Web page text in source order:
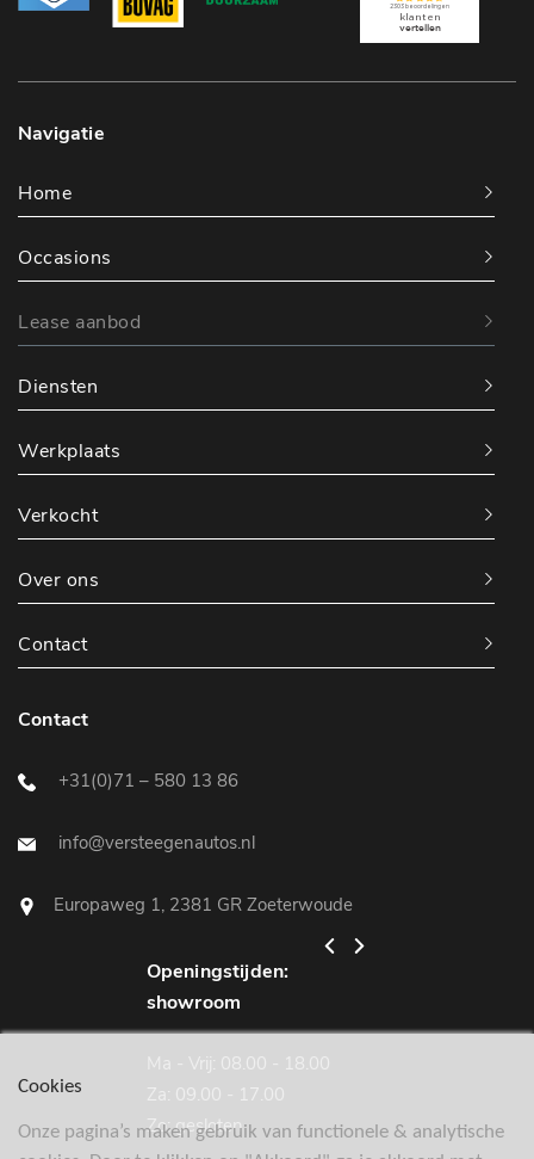
Navigatie
Home
Occasions
Lease aanbod
Diensten
Werkplaats
Verkocht
Over ons
Contact
Contact
+31(0)71 – 580 13 86
info@versteegenautos.nl
Europaweg 1, 2381 GR Zoeterwoude
Openingstijden:
showroom
Ma - Vrij: 08.00 - 18.00
Za: 09.00 - 17.00
Zo: gesloten
Zo: gesloten
Cookies
Onze pagina’s maken gebruik van functionele & analytische